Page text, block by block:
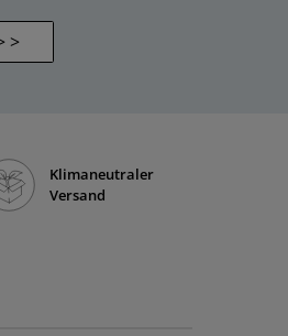
>
Klimaneutraler
Versand